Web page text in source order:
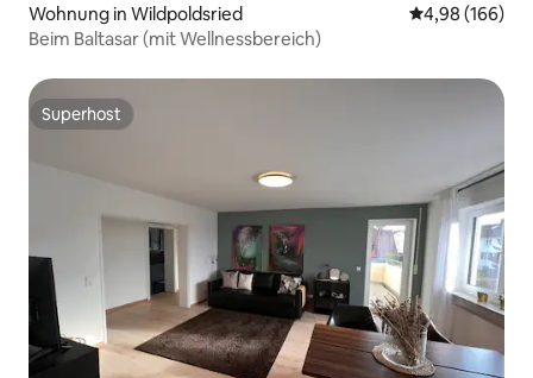
Wohnung in Wildpoldsried
4,98 (166)
Beim Baltasar (mit Wellnessbereich)
Superhost
Superhost